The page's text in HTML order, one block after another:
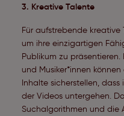
3. Kreative Talente
Für aufstrebende kreative
um ihre einzigartigen
Publikum zu präsentieren.
und Musiker*innen
Inhalte sicherstellen,
der Videos untergehen.
Suchalgorithmen und die